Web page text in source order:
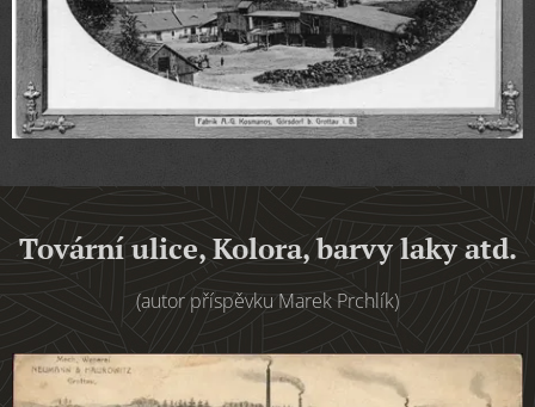
Tovární ulice, Kolora, barvy laky atd.
(autor příspěvku Marek Prchlík)